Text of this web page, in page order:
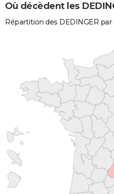
Où décèdent les
Répartition des DEDINGER